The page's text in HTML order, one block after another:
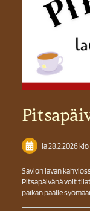
la 28.2.2026klo
Savion lavan
Pitsapäivänä voit
paikan päälle